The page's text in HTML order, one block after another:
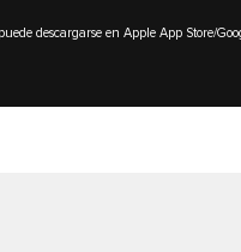
descargarse en Apple App Store/